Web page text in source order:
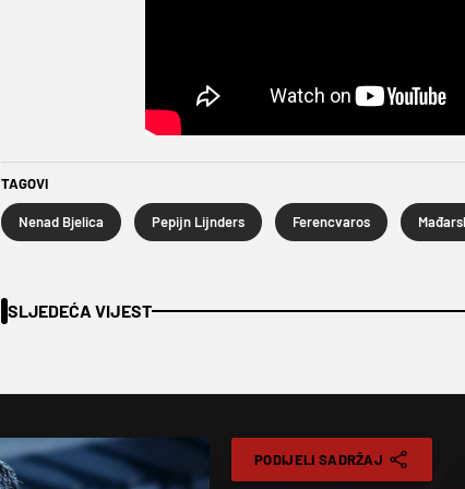
TAGOVI
Nenad Bjelica Pepijn Lijnders Ferencvaros
SLJEDEĆA VIJEST
PODIJELI SADRŽAJ